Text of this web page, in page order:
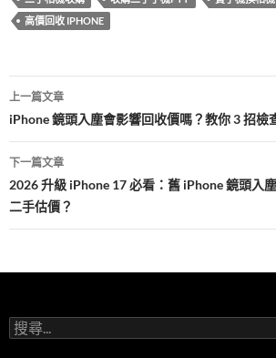
b
o
k
er
高價回收 IPHONE
文
章
導
覽
上一篇文章
iPhone 鏡頭入塵會影響回收價嗎？教你 3 招檢
下一篇文章
2026 升級 iPhone 17 必看：舊 iPhone 鏡頭入
二手估價？
搜
尋